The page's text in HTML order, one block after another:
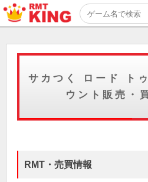
サカつく ロード ト
ウント販売・
RMT・売買情報